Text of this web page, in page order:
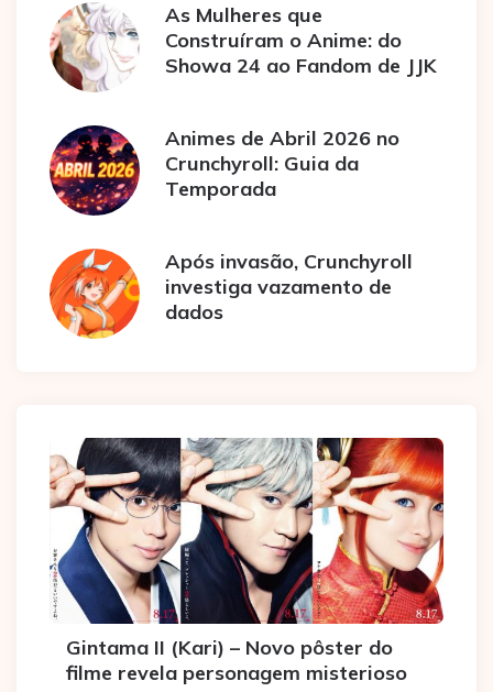
As Mulheres que
Construíram o Anime: do
Showa 24 ao Fandom de JJK
Animes de Abril 2026 no
Crunchyroll: Guia da
Temporada
Após invasão, Crunchyroll
investiga vazamento de
dados
Gintama II (Kari) – Novo pôster do
filme revela personagem misterioso